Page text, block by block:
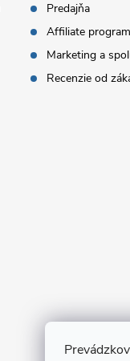
Predajňa
Affiliate program
Marketing a
Recenzie od